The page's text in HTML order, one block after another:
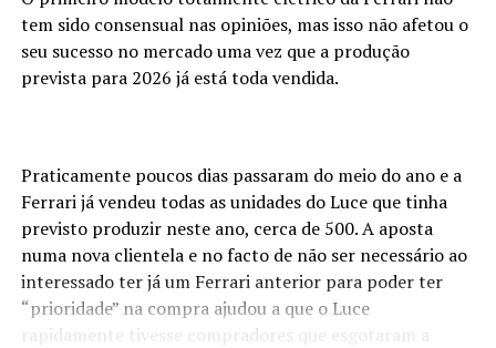
tem sido consensual nas opiniões, mas isso não afetou o
seu sucesso no mercado uma vez que a produção
prevista para 2026 já está toda vendida.
Praticamente poucos dias passaram do meio do ano e a
Ferrari já vendeu todas as unidades do Luce que tinha
previsto produzir neste ano, cerca de 500. A aposta
numa nova clientela e no facto de não ser necessário ao
interessado ter já um Ferrari anterior para poder ter
“prioridade” na compra ajudou a que o Luce
rapidamente tivesse compradores que esgotaram a